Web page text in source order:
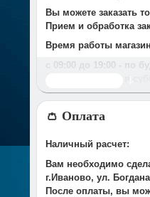
Вы можете заказать
Прием и обработка
Время работы
с 09:00 дo 19:00 - по
Срок доставки
У компании есть
Стоимость доставки
*Доставка
👛 Оплата
Наличный расчет:
Вам необходимо
г.Иваново, ул.
После оплаты, вы